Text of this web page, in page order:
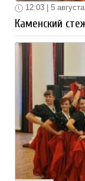
12:03 | 5 августа
Каменский